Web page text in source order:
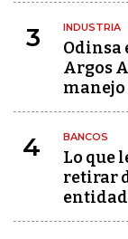
3 INDUSTRIA
Odinsa
Argos
manejo
4 BANCOS
Lo que
retirar